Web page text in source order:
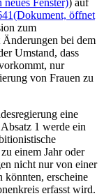
(Dokument, öffnet
zum
bei dem
Umstand, dass
nur
von Frauen zu
eine
1 werde ein
einem Jahr oder
nicht nur von einer
könnten, erscheine
erfasst wird.